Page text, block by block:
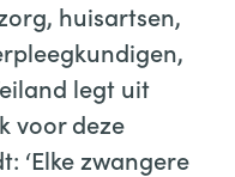
huisartsen,
legt uit
voor deze
‘Elke zwangere